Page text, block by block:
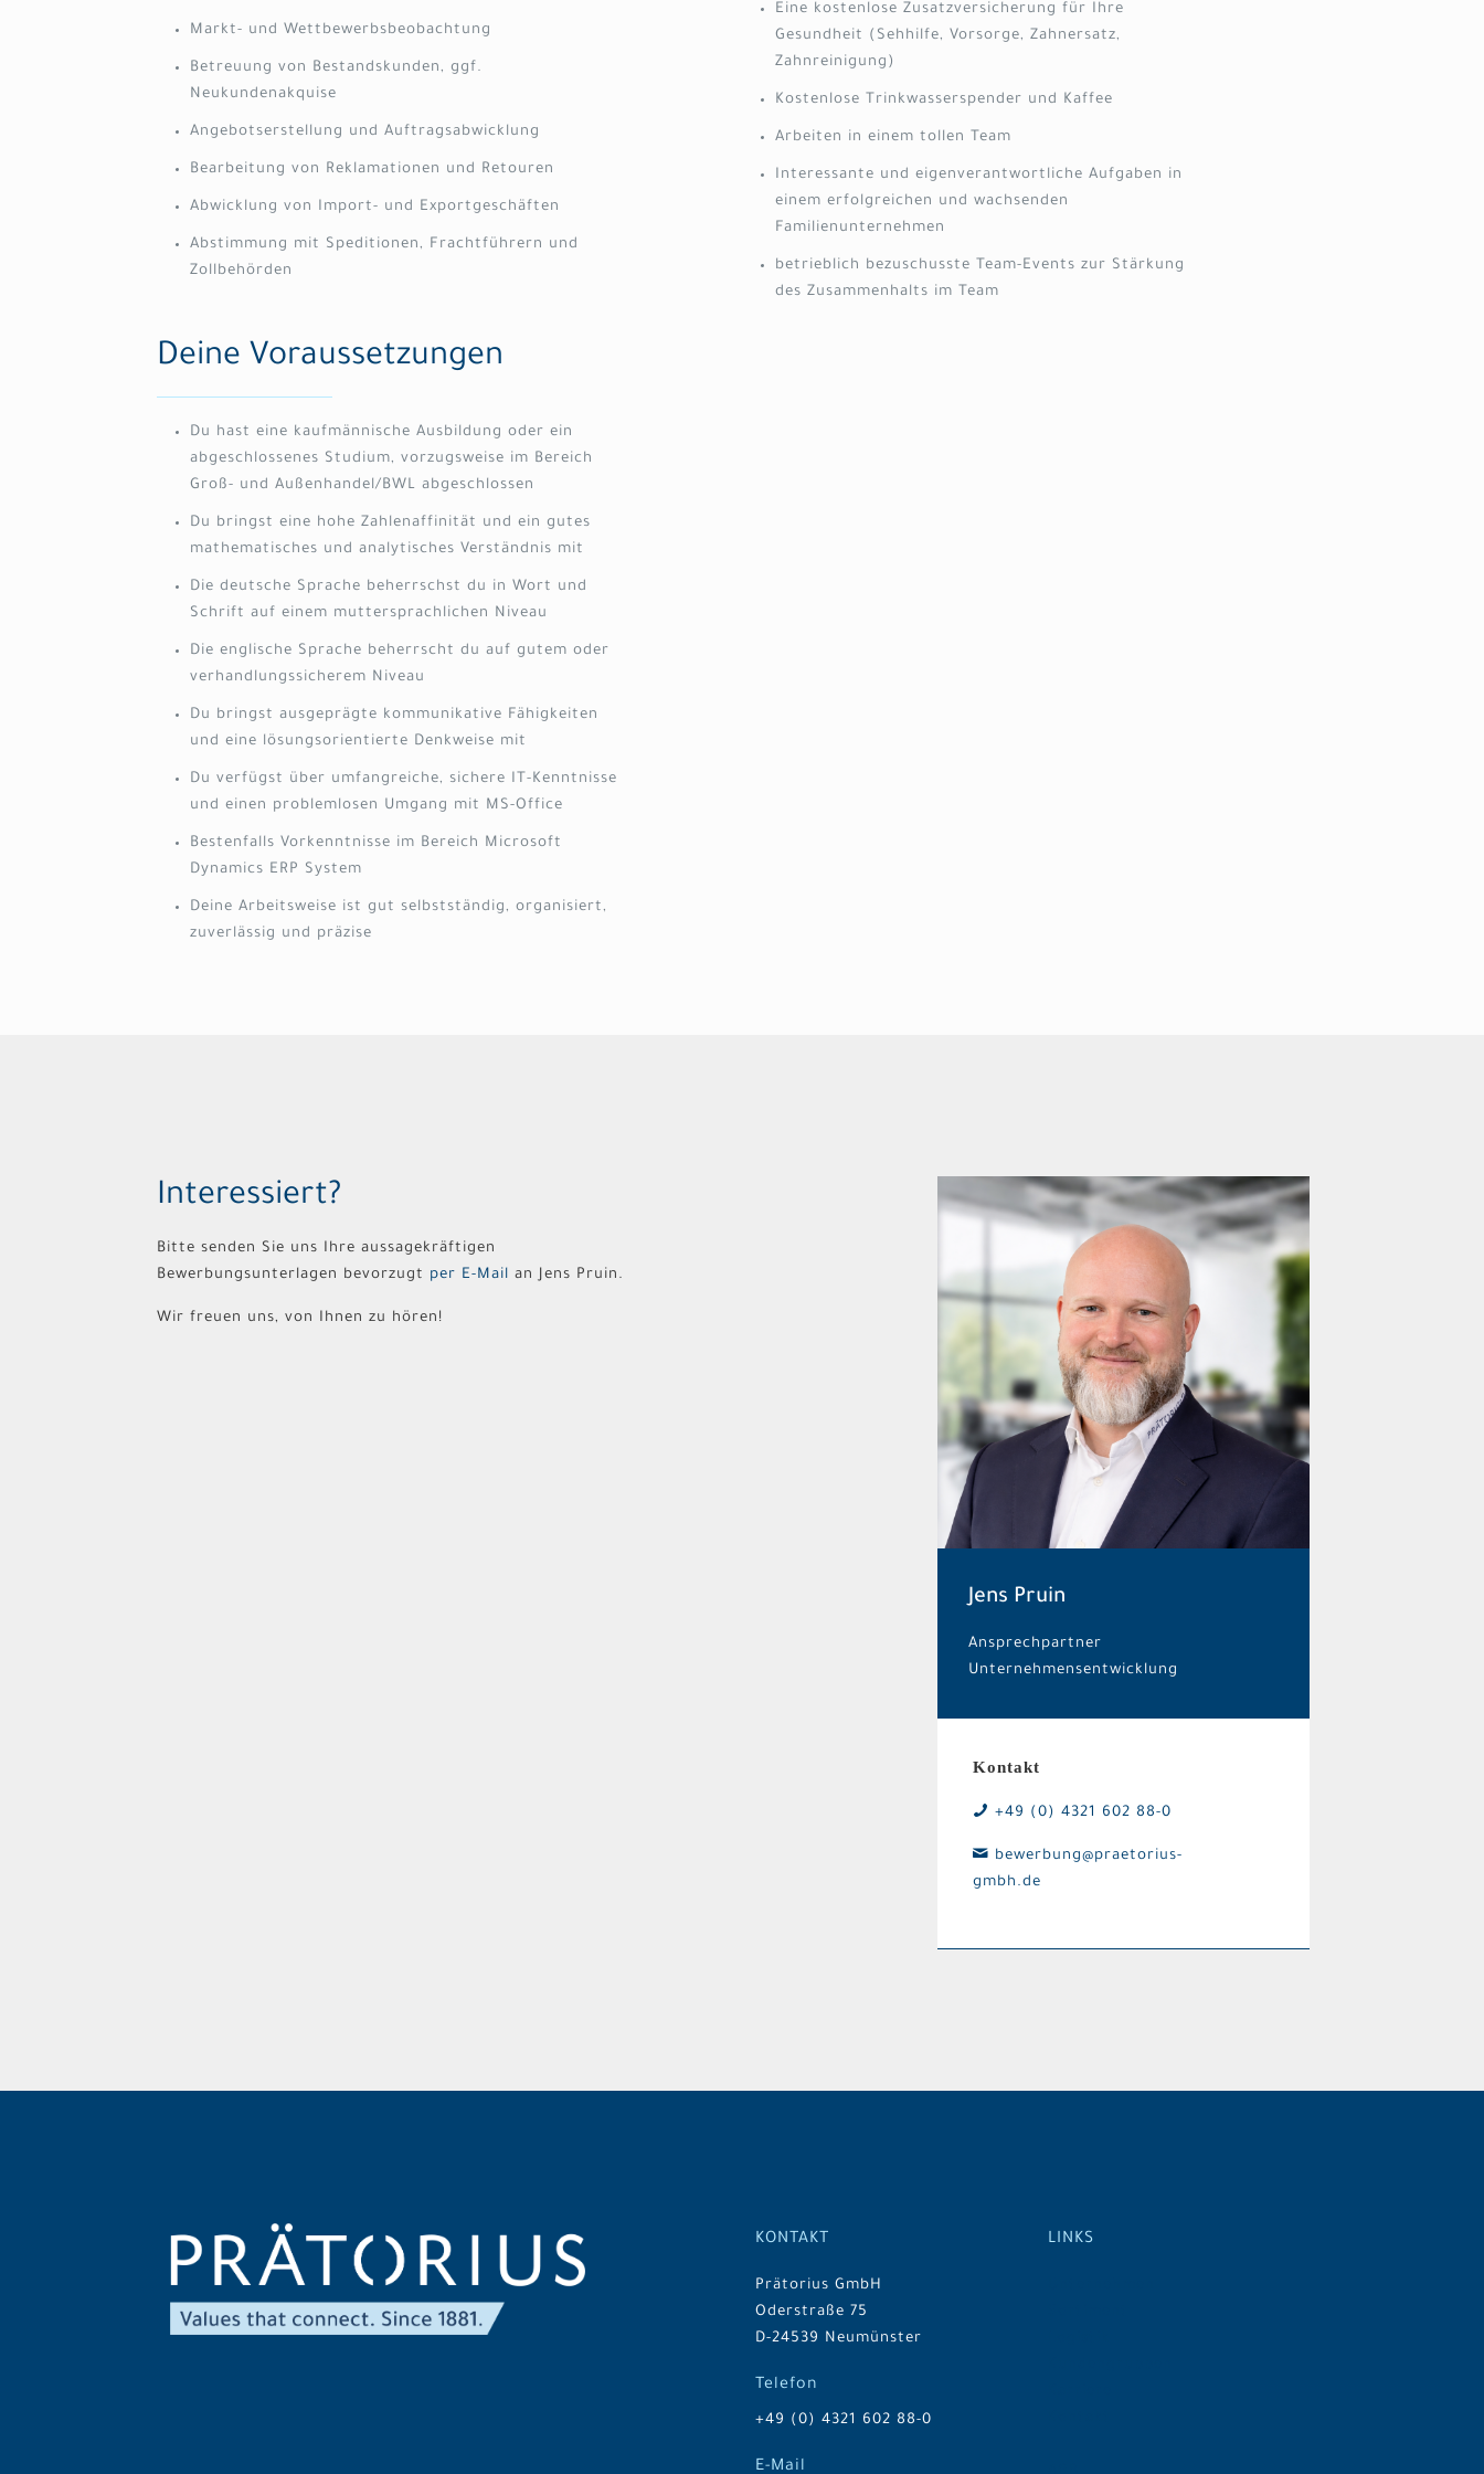
Markt- und Wettbewerbsbeobachtung
Betreuung von Bestandskunden, ggf.
Neukundenakquise
Angebotserstellung und Auftragsabwicklung
Bearbeitung von Reklamationen und Retouren
Abwicklung von Import- und Exportgeschäften
Abstimmung mit Speditionen, Frachtführern und
Zollbehörden
Deine Voraussetzungen
Du hast eine kaufmännische Ausbildung oder ein
abgeschlossenes Studium, vorzugsweise im Bereich
Groß- und Außenhandel/BWL abgeschlossen
Du bringst eine hohe Zahlenaffinität und ein gutes
mathematisches und analytisches Verständnis mit
Die deutsche Sprache beherrschst du in Wort und
Schrift auf einem muttersprachlichen Niveau
Die englische Sprache beherrscht du auf gutem oder
verhandlungssicherem Niveau
Du bringst ausgeprägte kommunikative Fähigkeiten
und eine lösungsorientierte Denkweise mit
Du verfügst über umfangreiche, sichere IT-Kenntnisse
und einen problemlosen Umgang mit MS-Office
Bestenfalls Vorkenntnisse im Bereich Microsoft
Dynamics ERP System
Deine Arbeitsweise ist gut selbstständig, organisiert,
zuverlässig und präzise
Eine kostenlose Zusatzversicherung für Ihre
Gesundheit (Sehhilfe, Vorsorge, Zahnersatz,
Zahnreinigung)
Kostenlose Trinkwasserspender und Kaffee
Arbeiten in einem tollen Team
Interessante und eigenverantwortliche Aufgaben in
einem erfolgreichen und wachsenden
Familienunternehmen
betrieblich bezuschusste Team-Events zur Stärkung
des Zusammenhalts im Team
Interessiert?
Bitte senden Sie uns Ihre aussagekräftigen
Bewerbungsunterlagen bevorzugt per E-Mail an Jens Pruin.
Wir freuen uns, von Ihnen zu hören!
Jens Pruin
Ansprechpartner
Unternehmensentwicklung
Kontakt
+49 (0) 4321 602 88-0
bewerbung@praetorius-
gmbh.de
KONTAKT
Prätorius GmbH
Oderstraße 75
D-24539 Neumünster
Telefon
+49 (0) 4321 602 88-0
E-Mail
LINKS